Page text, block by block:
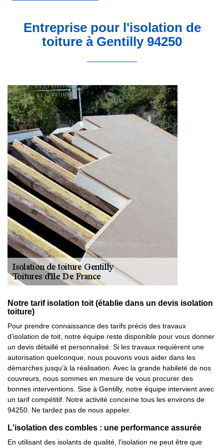
Entreprise pour l'isolation de
toiture à Gentilly 94250
Notre tarif isolation toit (établie dans un devis isolation
toiture)
Pour prendre connaissance des tarifs précis des travaux
d’isolation de toit, notre équipe reste disponible pour vous donner
un devis détaillé et personnalisé. Si les travaux requièrent une
autorisation quelconque, nous pouvons vous aider dans les
démarches jusqu’à la réalisation. Avec la grande habileté de nos
couvreurs, nous sommes en mesure de vous procurer des
bonnes interventions. Sise à Gentilly, notre équipe intervient avec
un tarif compétitif. Notre activité concerne tous les environs de
94250. Ne tardez pas de nous appeler.
L'isolation des combles : une performance assurée
En utilisant des isolants de qualité, l'isolation ne peut être que